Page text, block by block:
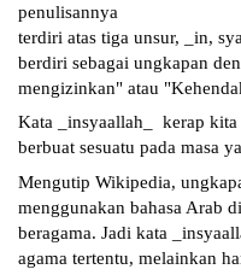
penulisannya
terdiri atas tiga unsur, _in,
berdiri sebagai ungkapan
mengizinkan" atau
Kata _insyaallah_  kerap
berbuat sesuatu pada masa
Mengutip Wikipedia,
menggunakan bahasa Arab
beragama. Jadi kata
agama tertentu, melainkan